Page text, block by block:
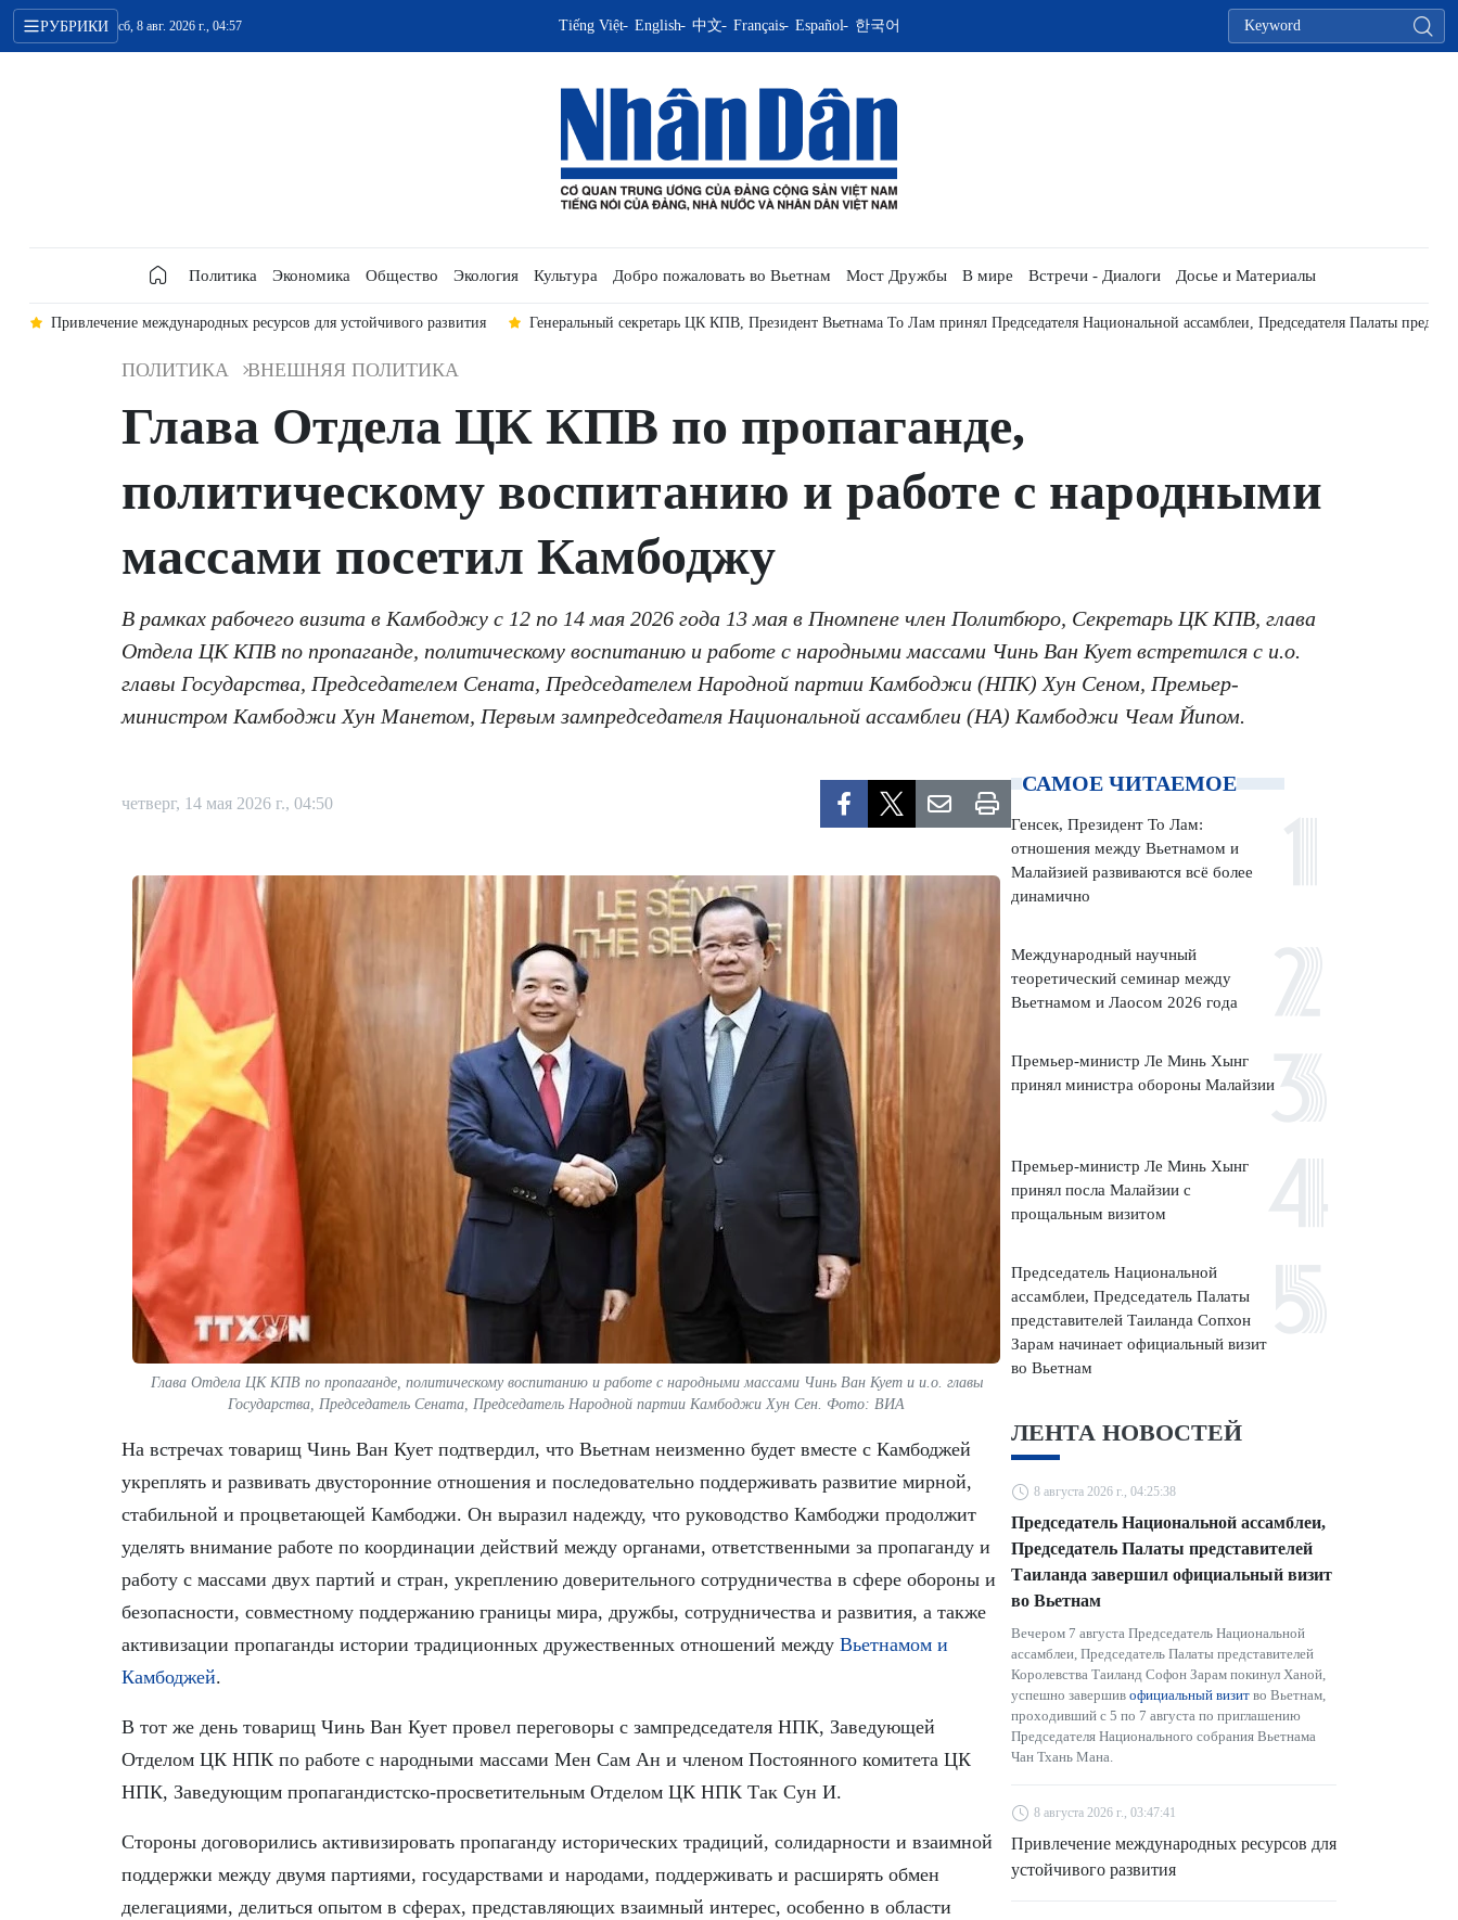
РУБРИКИ сб, 8 авг. 2026 г., 04:57 Tiếng Việt English 中文 Français Español 한국어
Политика Экономика Общество Экология Культура Добро пожаловать во Вьетнам Мост Дружбы В мире Встречи - Диалоги Досье и Материалы
развития Генеральный секретарь ЦК КПВ, Президент Вьетнама То Лам принял Председателя Национальной ассамблеи, Председателя Палаты представителей Таиланда Вьетнам и Лаос усиливают
ПОЛИТИКА ВНЕШНЯЯ ПОЛИТИКА
Глава Отдела ЦК КПВ по пропаганде,
политическому воспитанию и работе с народными
массами посетил Камбоджу
В рамках рабочего визита в Камбоджу с 12 по 14 мая 2026 года 13 мая в Пномпене член Политбюро, Секретарь ЦК КПВ, глава
Отдела ЦК КПВ по пропаганде, политическому воспитанию и работе с народными массами Чинь Ван Кует встретился с и.о.
главы Государства, Председателем Сената, Председателем Народной партии Камбоджи (НПК) Хун Сеном, Премьер-
министром Камбоджи Хун Манетом, Первым зампредседателя Национальной ассамблеи (НА) Камбоджи Чеам Йипом.
четверг, 14 мая 2026 г., 04:50
Глава Отдела ЦК КПВ по пропаганде, политическому воспитанию и работе с народными массами Чинь Ван Кует и и.о. главы
Государства, Председатель Сената, Председатель Народной партии Камбоджи Хун Сен. Фото: ВИА
На встречах товарищ Чинь Ван Кует подтвердил, что Вьетнам неизменно будет вместе с Камбоджей
укреплять и развивать двусторонние отношения и последовательно поддерживать развитие мирной,
стабильной и процветающей Камбоджи. Он выразил надежду, что руководство Камбоджи продолжит
уделять внимание работе по координации действий между органами, ответственными за пропаганду и
работу с массами двух партий и стран, укреплению доверительного сотрудничества в сфере обороны и
безопасности, совместному поддержанию границы мира, дружбы, сотрудничества и развития, а также
активизации пропаганды истории традиционных дружественных отношений между Вьетнамом и
Камбоджей.
В тот же день товарищ Чинь Ван Кует провел переговоры с зампредседателя НПК, Заведующей
Отделом ЦК НПК по работе с народными массами Мен Сам Ан и членом Постоянного комитета ЦК
НПК, Заведующим пропагандистско-просветительным Отделом ЦК НПК Так Сун И.
Стороны договорились активизировать пропаганду исторических традиций, солидарности и взаимной
поддержки между двумя партиями, государствами и народами, поддерживать и расширять обмен
делегациями, делиться опытом в сферах, представляющих взаимный интерес, особенно в области
САМОЕ ЧИТАЕМОЕ
Генсек, Президент То Лам:
отношения между Вьетнамом и
Малайзией развиваются всё более
динамично
Международный научный
теоретический семинар между
Вьетнамом и Лаосом 2026 года
Премьер-министр Ле Минь Хынг
принял министра обороны Малайзии
Премьер-министр Ле Минь Хынг
принял посла Малайзии с
прощальным визитом
Председатель Национальной
ассамблеи, Председатель Палаты
представителей Таиланда Сопхон
Зарам начинает официальный визит
во Вьетнам
ЛЕНТА НОВОСТЕЙ
8 августа 2026 г., 04:25:38
Председатель Национальной ассамблеи,
Председатель Палаты представителей
Таиланда завершил официальный визит
во Вьетнам
Вечером 7 августа Председатель Национальной
ассамблеи, Председатель Палаты представителей
Королевства Таиланд Софон Зарам покинул Ханой,
успешно завершив официальный визит во Вьетнам,
проходивший с 5 по 7 августа по приглашению
Председателя Национального собрания Вьетнама
Чан Тхань Мана.
8 августа 2026 г., 03:47:41
Привлечение международных ресурсов для
устойчивого развития